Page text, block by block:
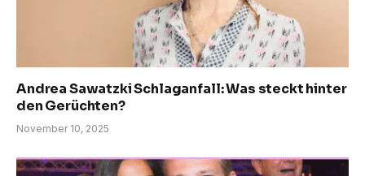
Andrea Sawatzki Schlaganfall: Was steckt hinter
den Gerüchten?
November 10, 2025